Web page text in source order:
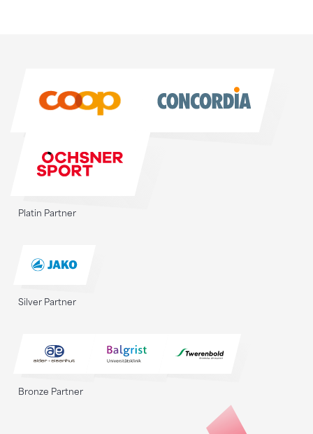
Platin Partner
Silver Partner
Bronze Partner